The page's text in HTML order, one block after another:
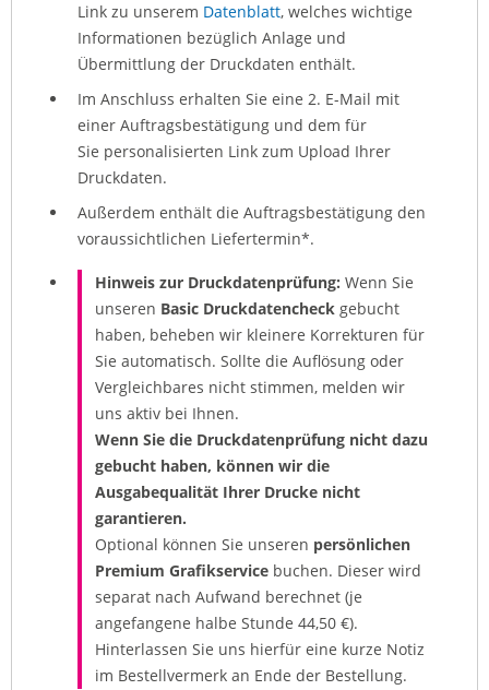
Link zu unserem Datenblatt, welches wichtige
Informationen bezüglich Anlage und
Übermittlung der Druckdaten enthält.
Im Anschluss erhalten Sie eine 2. E-Mail mit
einer Auftragsbestätigung und dem für
Sie personalisierten Link zum Upload Ihrer
Druckdaten.
Außerdem enthält die Auftragsbestätigung den
voraussichtlichen Liefertermin*.
Hinweis zur Druckdatenprüfung: Wenn Sie
unseren Basic Druckdatencheck gebucht
haben, beheben wir kleinere Korrekturen für
Sie automatisch. Sollte die Auflösung oder
Vergleichbares nicht stimmen, melden wir
uns aktiv bei Ihnen.
Wenn Sie die Druckdatenprüfung nicht dazu
gebucht haben, können wir die
Ausgabequalität Ihrer Drucke nicht
garantieren.
Optional können Sie unseren persönlichen
Premium Grafikservice buchen. Dieser wird
separat nach Aufwand berechnet (je
angefangene halbe Stunde 44,50 €).
Hinterlassen Sie uns hierfür eine kurze Notiz
im Bestellvermerk an Ende der Bestellung.